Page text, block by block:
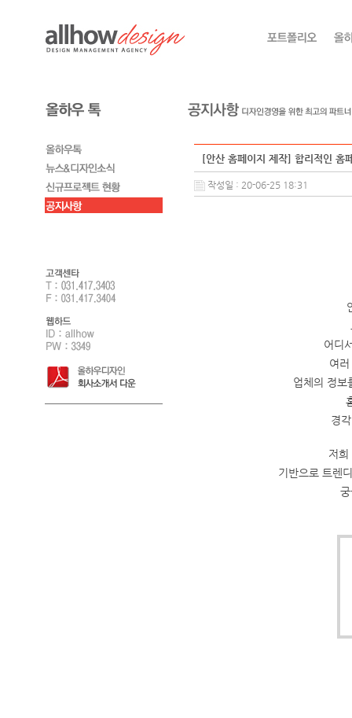
[안산 홈페이지 제작] 합리적인 홈
작성일 : 20-06-25 18:31
어디
여
업체의 정보
경
저희
기반으로 트렌